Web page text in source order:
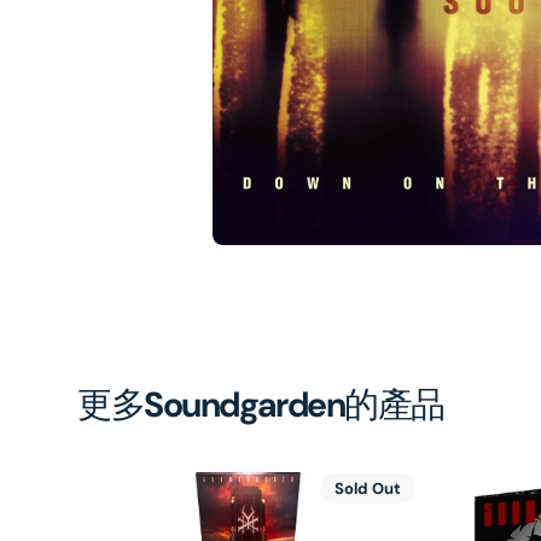
1
in
更多Soundgarden的產品
Sold Out